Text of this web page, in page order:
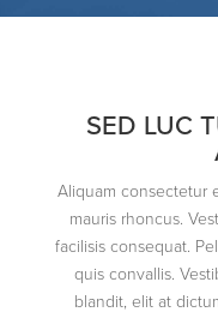
SED LUC
Aliquam consectetur
mauris rhoncus.
facilisis consequat.
quis convallis.
blandit, elit at